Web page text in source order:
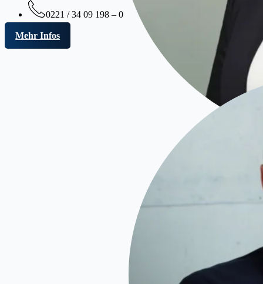
0221 / 34 09 198 – 0
Mehr Infos